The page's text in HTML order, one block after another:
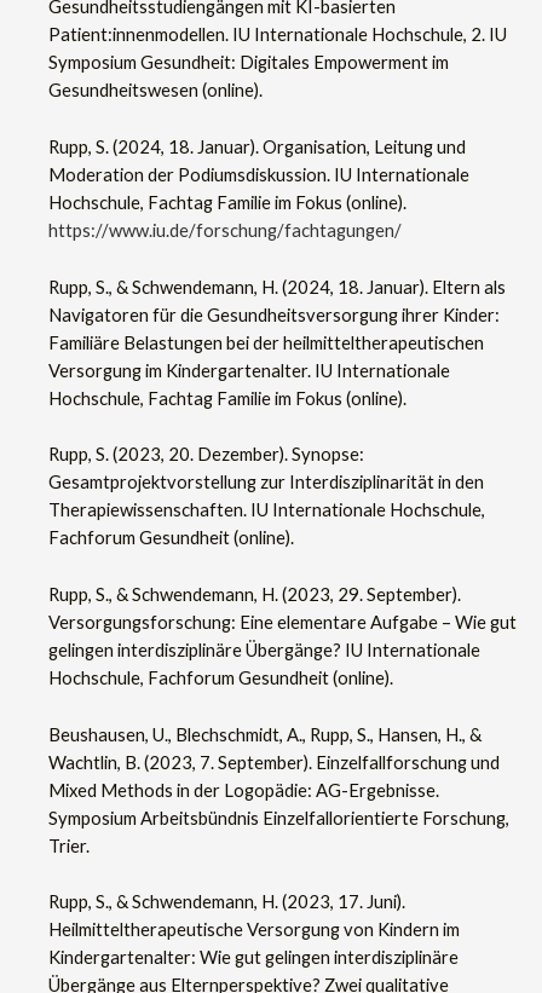
Gesundheitsstudiengängen mit KI-basierten
Patient:innenmodellen. IU Internationale Hochschule, 2. IU
Symposium Gesundheit: Digitales Empowerment im
Gesundheitswesen (online).
Rupp, S. (2024, 18. Januar). Organisation, Leitung und
Moderation der Podiumsdiskussion. IU Internationale
Hochschule, Fachtag Familie im Fokus (online).
https://www.iu.de/forschung/fachtagungen/
Rupp, S., & Schwendemann, H. (2024, 18. Januar). Eltern als
Navigatoren für die Gesundheitsversorgung ihrer Kinder:
Familiäre Belastungen bei der heilmitteltherapeutischen
Versorgung im Kindergartenalter. IU Internationale
Hochschule, Fachtag Familie im Fokus (online).
Rupp, S. (2023, 20. Dezember). Synopse:
Gesamtprojektvorstellung zur Interdisziplinarität in den
Therapiewissenschaften. IU Internationale Hochschule,
Fachforum Gesundheit (online).
Rupp, S., & Schwendemann, H. (2023, 29. September).
Versorgungsforschung: Eine elementare Aufgabe – Wie gut
gelingen interdisziplinäre Übergänge? IU Internationale
Hochschule, Fachforum Gesundheit (online).
Beushausen, U., Blechschmidt, A., Rupp, S., Hansen, H., &
Wachtlin, B. (2023, 7. September). Einzelfallforschung und
Mixed Methods in der Logopädie: AG-Ergebnisse.
Symposium Arbeitsbündnis Einzelfallorientierte Forschung,
Trier.
Rupp, S., & Schwendemann, H. (2023, 17. Juni).
Heilmitteltherapeutische Versorgung von Kindern im
Kindergartenalter: Wie gut gelingen interdisziplinäre
Übergänge aus Elternperspektive? Zwei qualitative